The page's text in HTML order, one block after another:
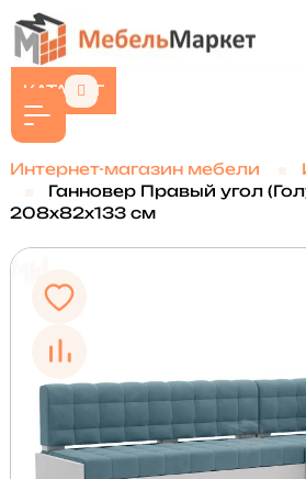
КАТАЛОГ
Интернет-магазин мебели
Ганновер Правый угол
208х82х133 см